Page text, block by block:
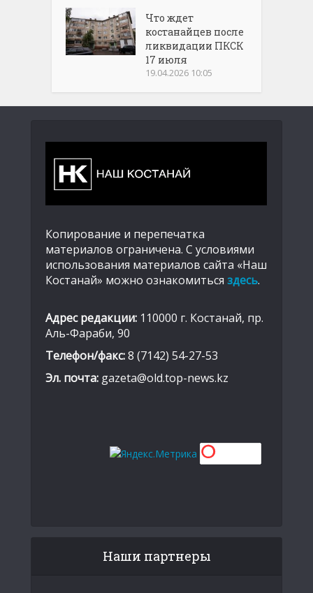
Что ждет
костанайцев после
ликвидации ПКСК
17 июля
19.04.2026 10:05
Копирование и перепечатка
материалов ограничена. С условиями
использования материалов сайта «Наш
Костанай» можно ознакомиться здесь.
Адрес редакции: 110000 г. Костанай, пр.
Аль-Фараби, 90
Телефон/факс:8 (7142) 54-27-53
Эл. почта: gazeta@old.top-news.kz
Наши партнеры